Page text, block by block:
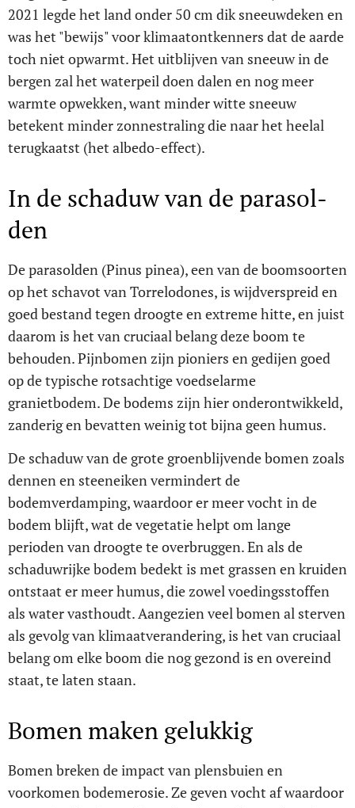
2021 legde het land onder 50 cm dik sneeuwdeken en
was het "bewijs" voor klimaatontkenners dat de aarde
toch niet opwarmt. Het uitblijven van sneeuw in de
bergen zal het waterpeil doen dalen en nog meer
warmte opwekken, want minder witte sneeuw
betekent minder zonnestraling die naar het heelal
terugkaatst (het albedo-effect).
In de schaduw van de parasol-
den
De parasolden (Pinus pinea), een van de boomsoorten
op het schavot van Torrelodones, is wijdverspreid en
goed bestand tegen droogte en extreme hitte, en juist
daarom is het van cruciaal belang deze boom te
behouden. Pijnbomen zijn pioniers en gedijen goed
op de typische rotsachtige voedselarme
granietbodem. De bodems zijn hier onderontwikkeld,
zanderig en bevatten weinig tot bijna geen humus.
De schaduw van de grote groenblijvende bomen zoals
dennen en steeneiken vermindert de
bodemverdamping, waardoor er meer vocht in de
bodem blijft, wat de vegetatie helpt om lange
perioden van droogte te overbruggen. En als de
schaduwrijke bodem bedekt is met grassen en kruiden
ontstaat er meer humus, die zowel voedingsstoffen
als water vasthoudt. Aangezien veel bomen al sterven
als gevolg van klimaatverandering, is het van cruciaal
belang om elke boom die nog gezond is en overeind
staat, te laten staan.
Bomen maken gelukkig
Bomen breken de impact van plensbuien en
voorkomen bodemerosie. Ze geven vocht af waardoor